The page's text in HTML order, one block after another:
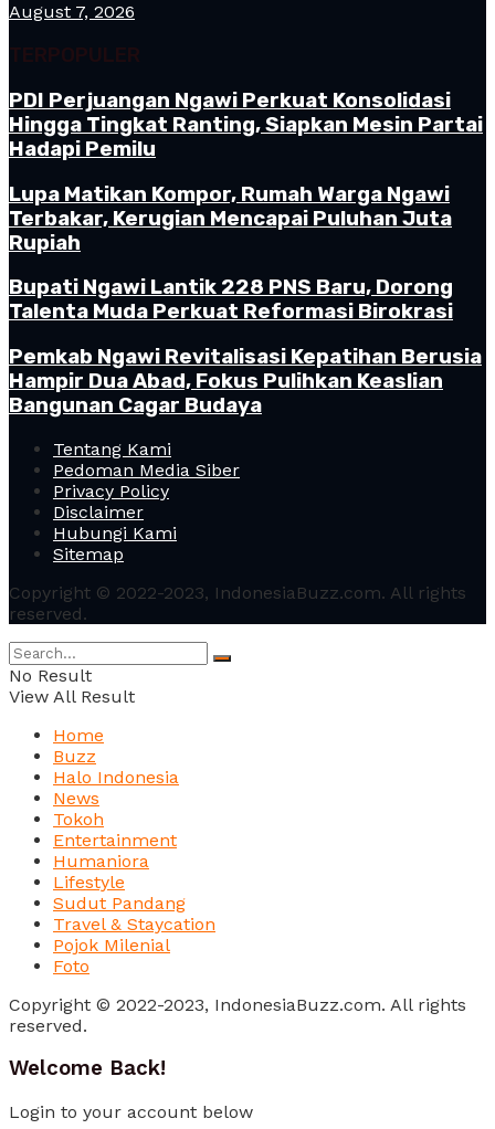
August 7, 2026
TERPOPULER
PDI Perjuangan Ngawi Perkuat Konsolidasi
Hingga Tingkat Ranting, Siapkan Mesin Partai
Hadapi Pemilu
Lupa Matikan Kompor, Rumah Warga Ngawi
Terbakar, Kerugian Mencapai Puluhan Juta
Rupiah
Bupati Ngawi Lantik 228 PNS Baru, Dorong
Talenta Muda Perkuat Reformasi Birokrasi
Pemkab Ngawi Revitalisasi Kepatihan Berusia
Hampir Dua Abad, Fokus Pulihkan Keaslian
Bangunan Cagar Budaya
Tentang Kami
Pedoman Media Siber
Privacy Policy
Disclaimer
Hubungi Kami
Sitemap
Copyright © 2022-2023, IndonesiaBuzz.com. All rights
reserved.
No Result
View All Result
Home
Buzz
Halo Indonesia
News
Tokoh
Entertainment
Humaniora
Lifestyle
Sudut Pandang
Travel & Staycation
Pojok Milenial
Foto
Copyright © 2022-2023, IndonesiaBuzz.com. All rights
reserved.
Welcome Back!
Login to your account below